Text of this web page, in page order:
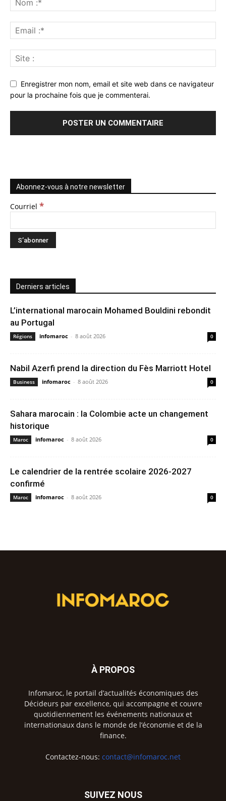
Enregistrer mon nom, email et site web dans ce navigateur
pour la prochaine fois que je commenterai.
Abonnez-vous à notre newsletter
Courriel *
Derniers articles
L’international marocain Mohamed Bouldini rebondit
au Portugal
Régions infomaroc - 8 août 2026 0
Nabil Azerfi prend la direction du Fès Marriott Hotel
Business infomaroc - 8 août 2026 0
Sahara marocain : la Colombie acte un changement
historique
Maroc infomaroc - 8 août 2026 0
Le calendrier de la rentrée scolaire 2026-2027
confirmé
Maroc infomaroc - 8 août 2026 0
À PROPOS
Infomaroc, le portail d’actualités économiques des
Décideurs par excellence, qui accompagne et couvre
quotidiennement les événements nationaux et
internationaux dans le monde de l’économie et de la
finance.
Contactez-nous: contact@infomaroc.net
SUIVEZ NOUS